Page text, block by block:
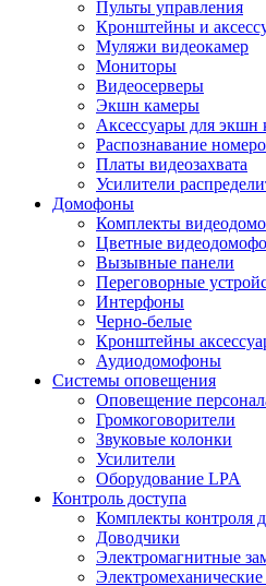
Пульты управления
Кронштейны и
Муляжи видеокамер
Мониторы
Видеосерверы
Экшн камеры
Аксессуары для экшн
Распознавание
Платы видеозахвата
Усилители
Домофоны
Комплекты
Цветные
Вызывные панели
Переговорные
Интерфоны
Черно-белые
Кронштейны
Аудиодомофоны
Системы оповещения
Оповещение
Громкоговорители
Звуковые колонки
Усилители
Оборудование LPA
Контроль доступа
Комплекты контроля
Доводчики
Электромагнитные
Электромеханические